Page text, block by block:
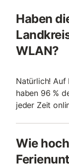
Haben
WLAN?
Natürlich! Auf
haben 96 %
jeder Zeit
Wie